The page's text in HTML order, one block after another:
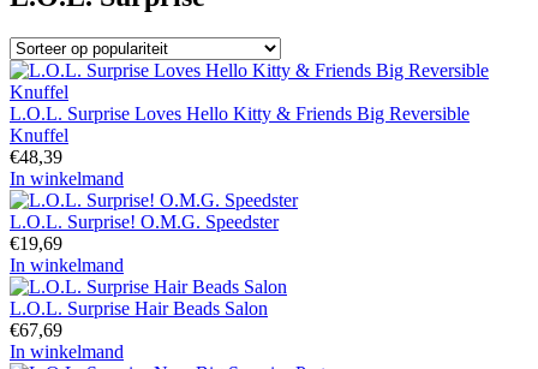
L.O.L. Surprise Loves Hello Kitty & Friends Big Reversible
Knuffel
€48,39
In winkelmand
L.O.L. Surprise! O.M.G. Speedster
€19,69
In winkelmand
L.O.L. Surprise Hair Beads Salon
€67,69
In winkelmand